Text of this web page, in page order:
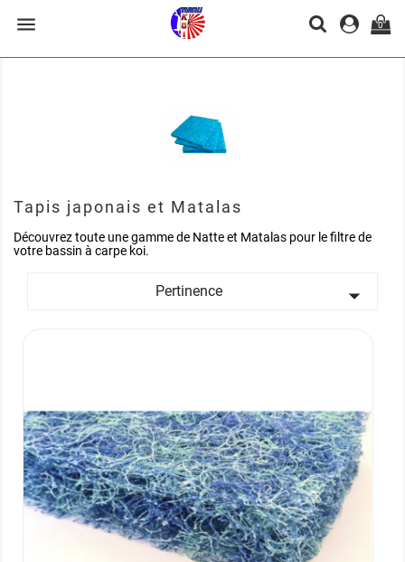
 0
Tapis japonais et Matalas
Découvrez toute une gamme de Natte et Matalas pour le filtre de
votre bassin à carpe koi.
Pertinence 